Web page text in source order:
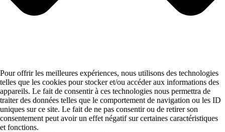
Pour offrir les meilleures expériences, nous utilisons des technologies
telles que les cookies pour stocker et/ou accéder aux informations des
appareils. Le fait de consentir à ces technologies nous permettra de
traiter des données telles que le comportement de navigation ou les ID
uniques sur ce site. Le fait de ne pas consentir ou de retirer son
consentement peut avoir un effet négatif sur certaines caractéristiques
et fonctions.